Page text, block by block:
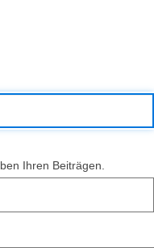
Ihren Beiträgen.